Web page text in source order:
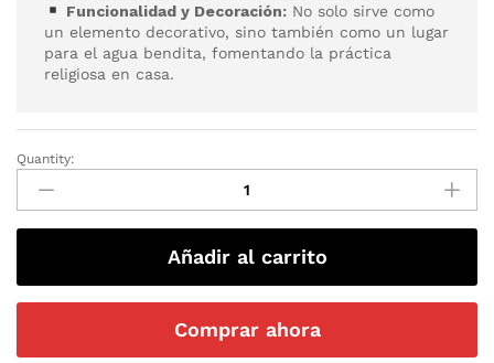
Funcionalidad y Decoración:No solo sirve como
un elemento decorativo, sino también como un lugar
para el agua bendita, fomentando la práctica
religiosa en casa.
Quantity:
Añadir al carrito
Comprar ahora